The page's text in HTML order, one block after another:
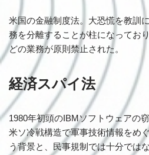
米国の金融制度法。大恐慌を教訓
務を分離することが柱になってお
どの業務が原則禁止された。
経済スパイ法
1980年初頭のIBMソフトウェアの
米ソ冷戦構造で軍事技術情報をめ
う背景と、民事規制では十分では